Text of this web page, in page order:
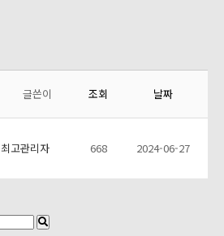
글쓴이 조회 날짜
최고관리자 668 2024-06-27